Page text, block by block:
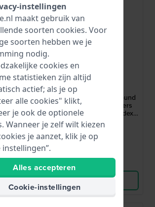
55-50
Round
Zwitsers
index
Roamer
548845-41-15-50
Elegance Diamond Round
25 mm Elegant Zwitsers
quartzhorloge met index
van echte diamanten
319,-
● Op voorraad
Bekijk Product
instellingen
maakt gebruik van
soorten cookies. Voor
soorten hebben we je
nodig.
cookies en
statistieken zijn altijd
actief; als je op
alle cookies" klikt,
je ook de optionele
Wanneer je zelf wilt kiezen
je aanzet, klik je op
instellingen”.
Alles accepteren
Cookie-instellingen